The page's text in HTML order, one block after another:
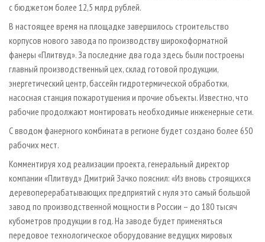
БИОЭНЕРГЕТИКА
ЦБП
ИНСТРУМЕНТ И МАТЕРИАЛЫ
RUSSIAN FORESTRY REVIEW
ГАЗЕТА ЛЕСПРОМФОРУМ
БИБЛИОТЕКА СПЕЦИАЛИСТА
с бюджетом более 12,5 млрд рублей.
В настоящее время на площадке завершилось строительство
корпусов нового завода по производству широкоформатной
фанеры «Плитвуд». За последние два года здесь были построены
главный производственный цех, склад готовой продукции,
энергетический центр, бассейн гидротермической обработки,
насосная станция пожаротушения и прочие объекты. Известно, что
рабочие продолжают монтировать необходимые инженерные сети.
С вводом фанерного комбината в регионе будет создано более 650
рабочих мест.
Комментируя ход реализации проекта, генеральный директор
компании «Плитвуд» Дмитрий Зачко пояснил: «Из вновь строящихся
деревоперерабатывающих предприятий с нуля это самый большой
завод по производственной мощности в России – до 180 тысяч
кубометров продукции в год. На заводе будет применяться
передовое технологическое оборудование ведущих мировых